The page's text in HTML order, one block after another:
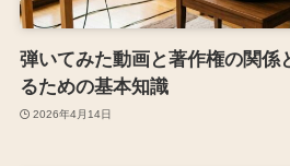
弾いてみた動画と著作権の関係
るための基本知識
2026年4月14日